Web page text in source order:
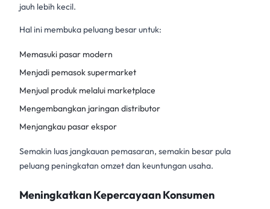
jauh lebih kecil.
Hal ini membuka peluang besar untuk:
Memasuki pasar modern
Menjadi pemasok supermarket
Menjual produk melalui marketplace
Mengembangkan jaringan distributor
Menjangkau pasar ekspor
Semakin luas jangkauan pemasaran, semakin besar pula
peluang peningkatan omzet dan keuntungan usaha.
Meningkatkan Kepercayaan Konsumen